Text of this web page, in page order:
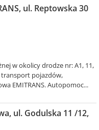
ul. Reptowska 30
w okolicy drodze nr: A1, 11,
transport pojazdów,
EMITRANS. Autopomoc...
ul. Godulska 11 /12,